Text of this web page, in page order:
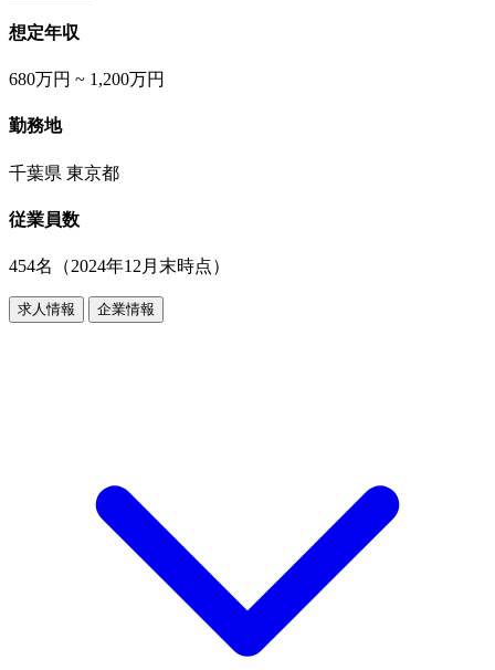
想定年収
680万円 ~ 1,200万円
勤務地
千葉県 東京都
従業員数
454名（2024年12月末時点）
求人情報 企業情報